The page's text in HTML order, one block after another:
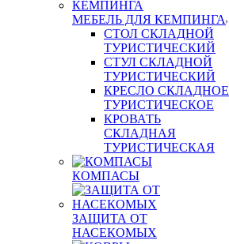
МЕБЕЛЬ ДЛЯ КЕМПИНГА
СТОЛ СКЛАДНОЙ
ТУРИСТИЧЕСКИЙ
СТУЛ СКЛАДНОЙ
ТУРИСТИЧЕСКИЙ
КРЕСЛО СКЛАДНОЕ
ТУРИСТИЧЕСКОЕ
КРОВАТЬ
СКЛАДНАЯ
ТУРИСТИЧЕСКАЯ
КОМПАСЫ
ЗАЩИТА ОТ
НАСЕКОМЫХ